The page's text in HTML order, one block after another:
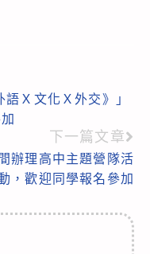
Ｘ文化Ｘ外交》」
下一篇文章
辦理高中主題營隊活
，歡迎同學報名參加